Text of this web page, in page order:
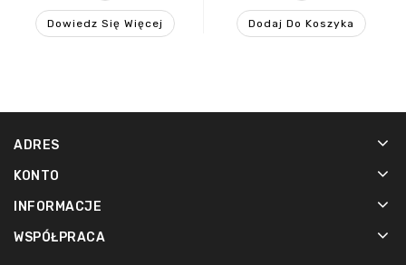
Dowiedz Się Więcej Dodaj Do Koszyka
ADRES
KONTO
INFORMACJE
WSPÓŁPRACA